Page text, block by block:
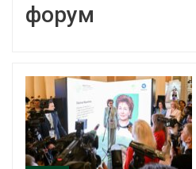
форум